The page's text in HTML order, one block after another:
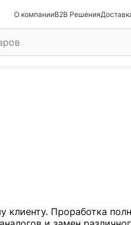
О компанииB2B Решения
Проработка